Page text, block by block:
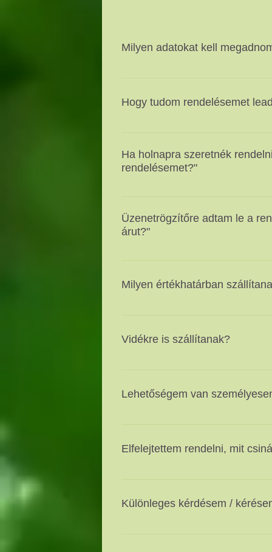
Milyen adatokat kell
Számlázási nevet, címet,
kapcsolattartói elérhetőségre
Hogy tudom rendelésemet
Több lehetőség van: - telefonon a
weboldalunk rendeles leadási
Ha holnapra szeretnék
rendelésemet?"
Este 18:00 -ig beérkezett
Üzenetrögzítőre adtam le a
árut?"
Természetesen igen, az
Milyen értékhatárban
Budapest területén belül nettó
Vidékre is szállítanak?
Igen, főleg nagyobb tételben
Lehetőségem van
Amennyiben megrendelte a kívánt
Elfelejtettem rendelni, mit
Mindenképpen javasoljuk minél
lehetőségünkben áll
Különleges kérdésem /
A 06 30 900 35 92-es